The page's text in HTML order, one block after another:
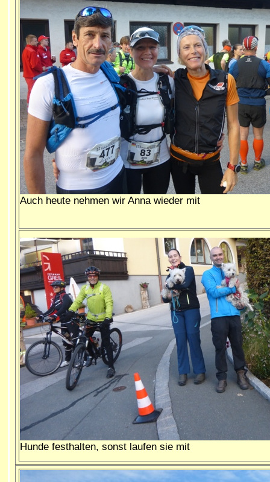
Auch heute nehmen wir Anna wieder mit
Hunde festhalten, sonst laufen sie mit